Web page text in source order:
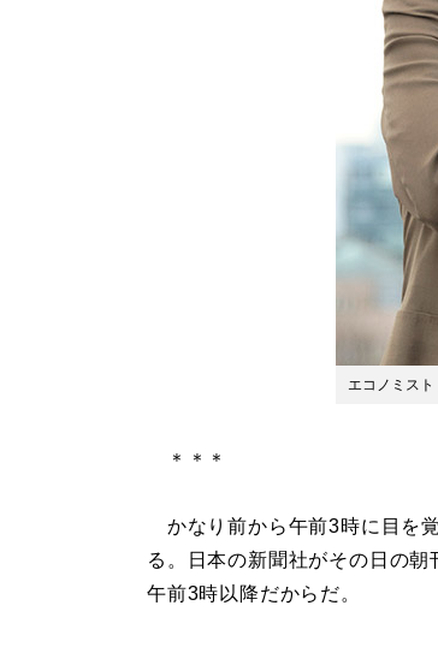
エコノミス
＊＊＊
かなり前から午前3時に目を
る。日本の新聞社がその日の朝
午前3時以降だからだ。